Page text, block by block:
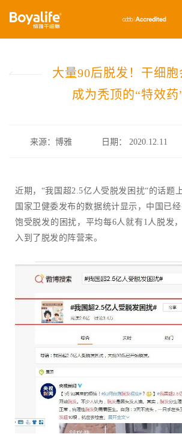
首页 什么是干细胞
前沿动态
大量90后脱发！干细胞会不会成为秃顶的“特效
大量90后脱发！干细胞
成为秃顶的“特效药”
来源：博雅 日期： 2020.12.11
近期，“我国超2.5亿人受脱发困扰“的话题
国家卫健委发布的数据统计显示，中国已
饱受脱发的困扰，平均每6人就有1人脱发
入到了脱发的阵营来。